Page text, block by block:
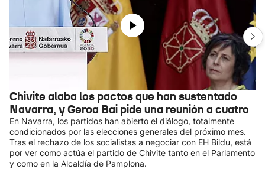
Chivite alaba los pactos que han sustentado
Navarra, y Geroa Bai pide una reunión a cuatro
En Navarra, los partidos han abierto el diálogo, totalmente
condicionados por las elecciones generales del próximo mes.
Tras el rechazo de los socialistas a negociar con EH Bildu, está
por ver como actúa el partido de Chivite tanto en el Parlamento
y como en la Alcaldía de Pamplona.